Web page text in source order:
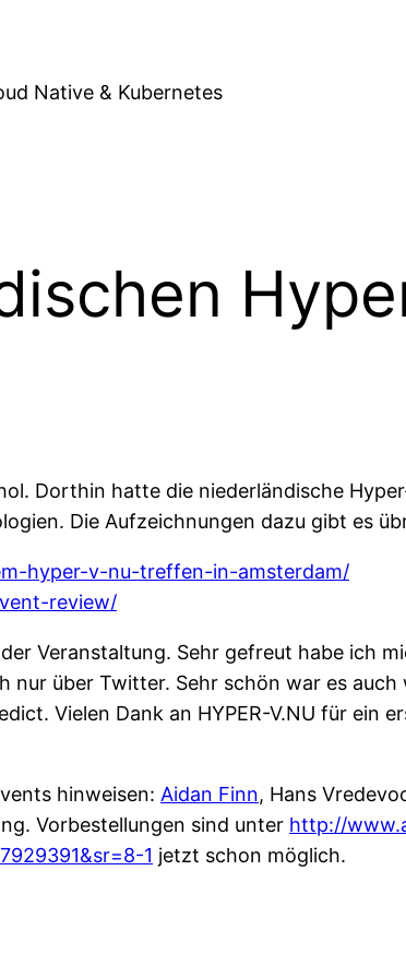
Native & Kubernetes
Dorthin hatte die niederländische
Die Aufzeichnungen dazu gibt es
hyper-v-nu-treffen-in-amsterdam/
review/
Veranstaltung. Sehr gefreut habe ich
nur über Twitter. Sehr schön war es
Vielen Dank an HYPER-V.NU für ein
hinweisen: Aidan Finn, Hans
Vorbestellungen sind unter http://
1 jetzt schon möglich.